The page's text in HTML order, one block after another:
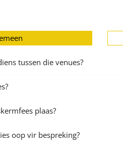
tussen die venues?
plaas?
oop vir bespreking?